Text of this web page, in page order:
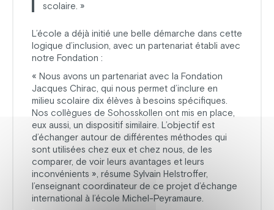
scolaire. »
L’école a déjà initié une belle démarche dans cette
logique d’inclusion, avec un partenariat établi avec
notre Fondation :
« Nous avons un partenariat avec la Fondation
Jacques Chirac, qui nous permet d’inclure en
milieu scolaire dix élèves à besoins spécifiques.
Nos collègues de Sohosskollen ont mis en place,
eux aussi, un dispositif similaire. L’objectif est
d’échanger autour de différentes méthodes qui
sont utilisées chez eux et chez nous, de les
comparer, de voir leurs avantages et leurs
inconvénients », résume Sylvain Helstroffer,
l’enseignant coordinateur de ce projet d’échange
international à l’école Michel-Peyramaure.